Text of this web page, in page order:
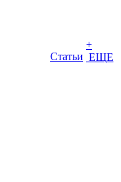
Статьи
+
ЕЩЕ